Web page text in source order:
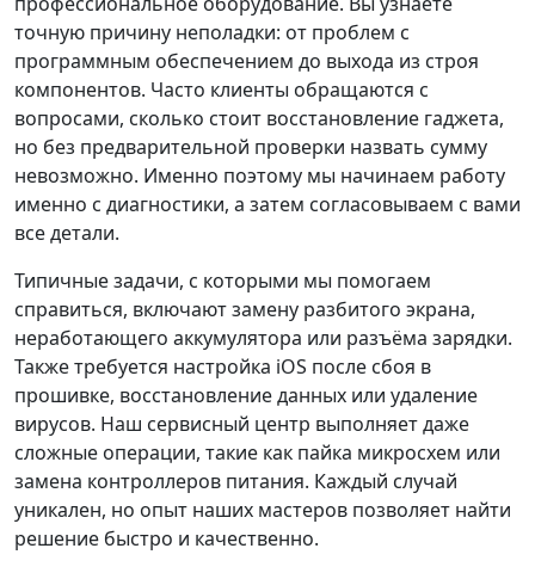
точную причину неполадки: от проблем с
программным обеспечением до выхода из строя
компонентов. Часто клиенты обращаются с
вопросами, сколько стоит восстановление гаджета,
но без предварительной проверки назвать сумму
невозможно. Именно поэтому мы начинаем работу
именно с диагностики, а затем согласовываем с вами
все детали.
Типичные задачи, с которыми мы помогаем
справиться, включают замену разбитого экрана,
неработающего аккумулятора или разъёма зарядки.
Также требуется настройка iOS после сбоя в
прошивке, восстановление данных или удаление
вирусов. Наш сервисный центр выполняет даже
сложные операции, такие как пайка микросхем или
замена контроллеров питания. Каждый случай
уникален, но опыт наших мастеров позволяет найти
решение быстро и качественно.